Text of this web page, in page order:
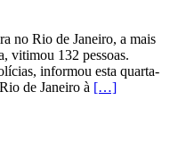
no Rio de Janeiro, a mais
vitimou 132 pessoas.
informou esta quarta-
de Janeiro à […]